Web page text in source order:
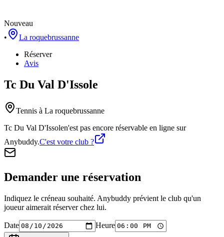
Nouveau
•
La roquebrussanne
Réserver
Avis
Tc Du Val D'Issole
Tennis à La roquebrussanne
Tc Du Val D'Issolen'est pas encore réservable en ligne sur
Anybuddy.C'est votre club ?
Demander une réservation
Indiquez le créneau souhaité. Anybuddy prévient le club qu'un
joueur aimerait réserver chez lui.
Date Heure